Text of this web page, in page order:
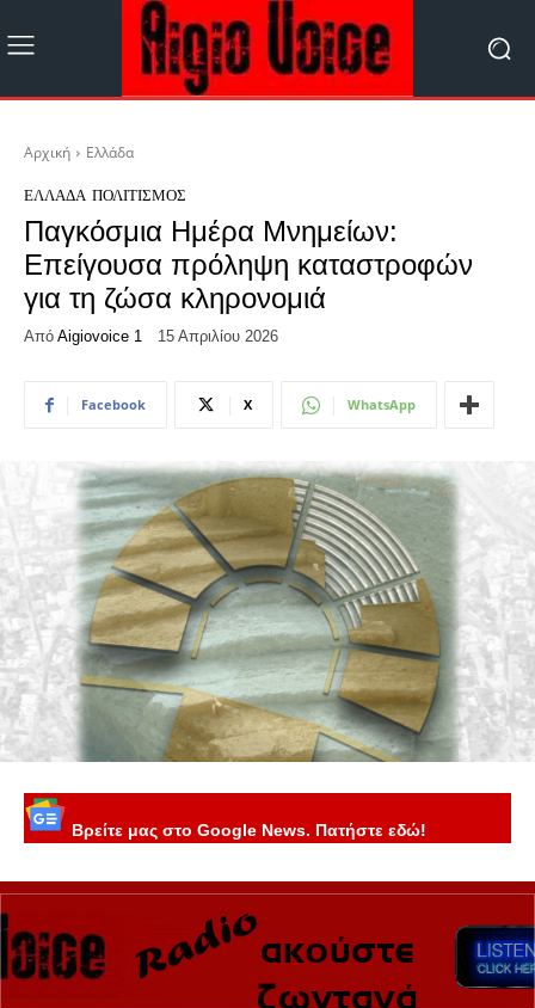
Αρχική Ελλάδα
ΕΛΛΆΔΑ ΠΟΛΙΤΙΣΜΌΣ
Παγκόσμια Ημέρα Μνημείων:
Επείγουσα πρόληψη καταστροφών
για τη ζώσα κληρονομιά
Από Aigiovoice 1 15 Απριλίου 2026
Facebook X WhatsApp
Βρείτε μας στο Google News. Πατήστε εδώ!